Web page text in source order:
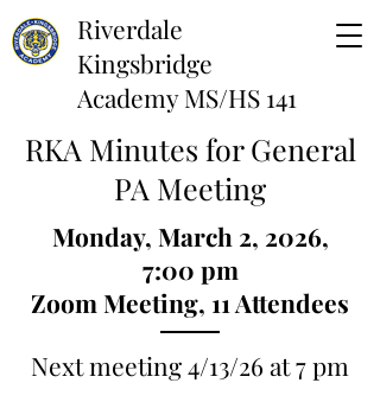
Riverdale
Kingsbridge
Academy MS/HS 141
RKA Minutes for General
PA Meeting
Monday, March 2, 2026,
7:00 pm
Zoom Meeting, 11 Attendees
Next meeting 4/13/26 at 7 pm